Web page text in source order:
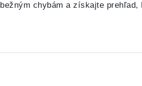
bežným chybám a získajte